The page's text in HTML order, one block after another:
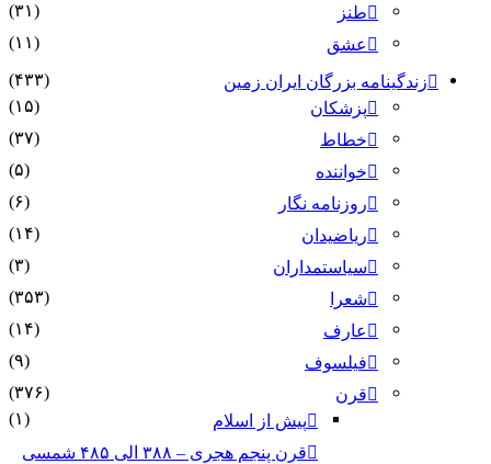
طنز
(۳۱)
عشق
(۱۱)
زندگینامه بزرگان ایران زمین
(۴۳۳)
پزشکان
(۱۵)
خطاط
(۳۷)
خواننده
(۵)
روزنامه نگار
(۶)
ریاضیدان
(۱۴)
سیاستمداران
(۳)
شعرا
(۳۵۳)
عارف
(۱۴)
فیلسوف
(۹)
قرن
(۳۷۶)
پیش از اسلام
(۱)
قرن پنجم هجری – ۳۸۸ الی ۴۸۵ شمسی